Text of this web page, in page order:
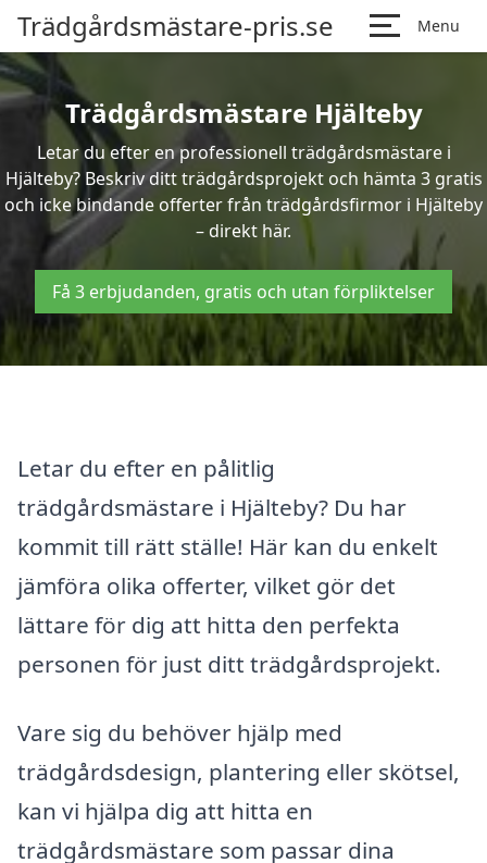
Trädgårdsmästare-pris.se Menu
Trädgårdsmästare Hjälteby
Letar du efter en professionell trädgårdsmästare i
Hjälteby? Beskriv ditt trädgårdsprojekt och hämta 3 gratis
och icke bindande offerter från trädgårdsfirmor i Hjälteby
– direkt här.
Få 3 erbjudanden, gratis och utan förpliktelser
Letar du efter en pålitlig
trädgårdsmästare i Hjälteby? Du har
kommit till rätt ställe! Här kan du enkelt
jämföra olika offerter, vilket gör det
lättare för dig att hitta den perfekta
personen för just ditt trädgårdsprojekt.
Vare sig du behöver hjälp med
trädgårdsdesign, plantering eller skötsel,
kan vi hjälpa dig att hitta en
trädgårdsmästare som passar dina